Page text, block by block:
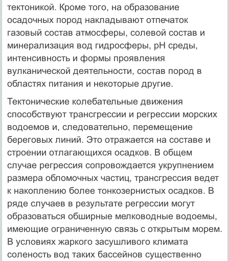
тектоникой. Кроме того, на образование
осадочных пород накладывают отпечаток
газовый состав атмосферы, солевой состав и
минерализация вод гидросферы, рН среды,
интенсивность и формы проявления
вулканической деятельности, состав пород в
областях питания и некоторые другие.
Тектонические колебательные движения
способствуют трансгрессии и регрессии морских
водоемов и, следовательно, перемещение
береговых линий. Это отражается на составе и
строении отлагающихся осадков. В общем
случае регрессия сопровождается укрупнением
размера обломочных частиц, трансгрессия ведет
к накоплению более тонкозернистых осадков. В
ряде случаев в результате регрессии могут
образоваться обширные мелководные водоемы,
имеющие ограниченную связь с открытым морем.
В условиях жаркого засушливого климата
соленость вод таких бассейнов существенно